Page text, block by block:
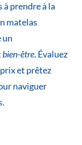
à prendre à la
matelas
un
bien-être. Évaluez
et prêtez
naviguer